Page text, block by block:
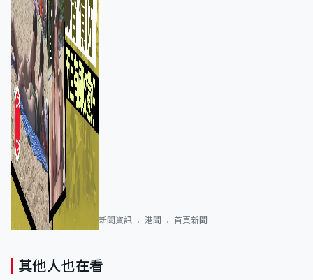
新聞資訊 港聞 首頁新聞
其他人也在看